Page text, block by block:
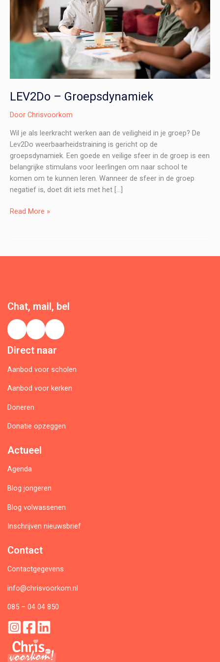
LEV2Do – Groepsdynamiek
Door Chrisvoorkom
Wil je als leerkracht werken aan de veiligheid in je groep? De
Lev2Do weerbaarheidstraining is gericht op de
groepsdynamiek. Een goede en veilige sfeer in de groep is een
belangrijke stimulans voor leerlingen om naar school te
komen om te kunnen leren. Wanneer de sfeer in de groep
negatief is, doet dit iets met het […]
LEV2Do
Read More »
Chat, mail, bel
Direct naar
Aanbod voor scholen
Aanbod voor kerken
Doneren
Donatie opzeggen
Actueel
Agenda
Blog jongeren
Blog volwassenen
Inschrijven nieuwsbrief
Contact
Contactgegevens
info@chrisvoorkom.nl
085 – 04 04 850